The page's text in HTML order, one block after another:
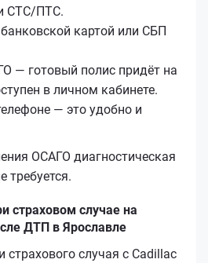
СТС/ПТС.
картой или СБП
— готовый полис придёт на
в личном кабинете.
— это удобно и
ОСАГО диагностическая
требуется.
страховом случае на
ДТП в Ярославле
страхового случая с Cadillac